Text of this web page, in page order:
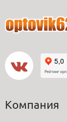
Компания